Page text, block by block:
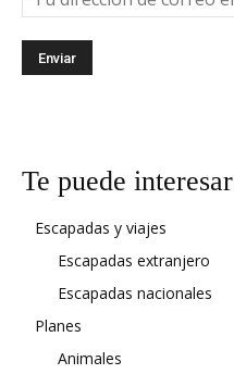
Te puede interesar
Escapadas y viajes
Escapadas extranjero
Escapadas nacionales
Planes
Animales